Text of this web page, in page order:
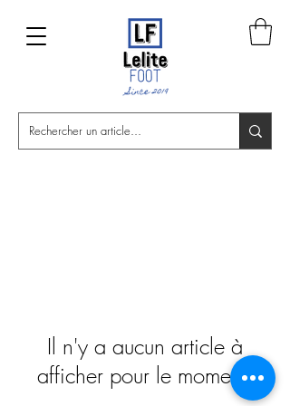
Il n'y a aucun article à
afficher pour le moment.